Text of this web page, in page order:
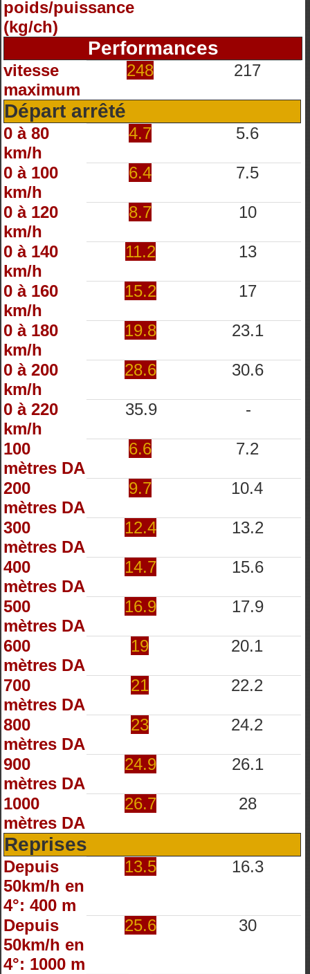
poids/puissance
(kg/ch)
Performances
vitesse
maximum
248 217
Départ arrêté
0 à 80
km/h
4.7 5.6
0 à 100
km/h
6.4 7.5
0 à 120
km/h
8.7 10
0 à 140
km/h
11.2 13
0 à 160
km/h
15.2 17
0 à 180
km/h
19.8 23.1
0 à 200
km/h
28.6 30.6
0 à 220
km/h
35.9 -
100
mètres DA
6.6 7.2
200
mètres DA
9.7 10.4
300
mètres DA
12.4 13.2
400
mètres DA
14.7 15.6
500
mètres DA
16.9 17.9
600
mètres DA
19 20.1
700
mètres DA
21 22.2
800
mètres DA
23 24.2
900
mètres DA
24.9 26.1
1000
mètres DA
26.7 28
Reprises
Depuis
50km/h en
4°: 400 m
13.5 16.3
Depuis
50km/h en
4°: 1000 m
25.6 30